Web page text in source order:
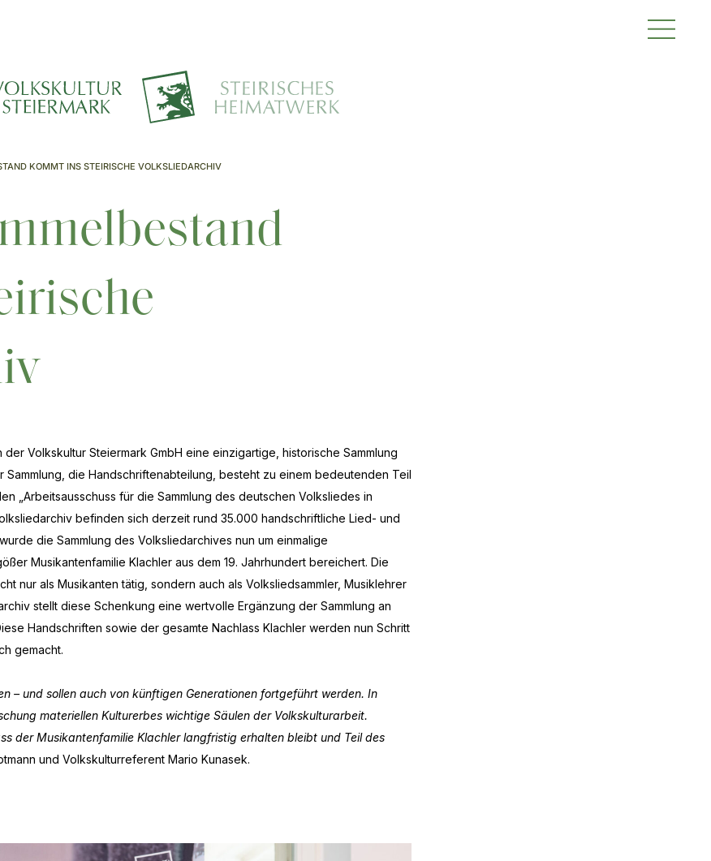
KOMMT INS STEIRISCHE VOLKSLIEDARCHIV
Volkskultur Steiermark GmbH eine einzigartige, historische Sammlung
Sammlung, die Handschriftenabteilung, besteht zu einem bedeutenden Teil
„Arbeitsausschuss für die Sammlung des deutschen Volksliedes in
befinden sich derzeit rund 35.000 handschriftliche Lied- und
die Sammlung des Volksliedarchives nun um einmalige
Musikantenfamilie Klachler aus dem 19. Jahrhundert bereichert. Die
nur als Musikanten tätig, sondern auch als Volksliedsammler, Musiklehrer
stellt diese Schenkung eine wertvolle Ergänzung der Sammlung an
Handschriften sowie der gesamte Nachlass Klachler werden nun Schritt
gemacht.
– und sollen auch von künftigen Generationen fortgeführt werden. In
materiellen Kulturerbes wichtige Säulen der Volkskulturarbeit.
der Musikantenfamilie Klachler langfristig erhalten bleibt und Teil des
und Volkskulturreferent Mario Kunasek.